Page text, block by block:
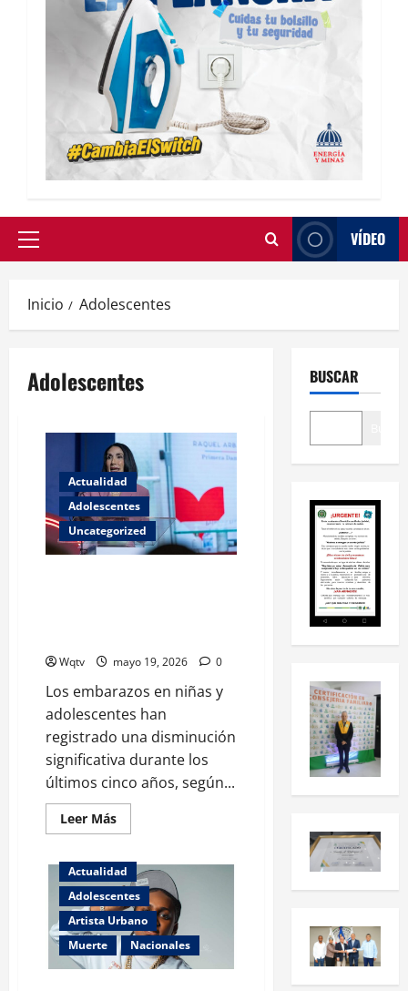
VÍDEO
Inicio Adolescentes
Adolescentes
Actualidad
Adolescentes
Uncategorized
Wqtv mayo 19, 2026 0
Los embarazos en niñas y
adolescentes han
registrado una disminución
significativa durante los
últimos cinco años, según...
Leer Más
Actualidad
Adolescentes
Artista Urbano
Muerte
Nacionales
BUSCAR